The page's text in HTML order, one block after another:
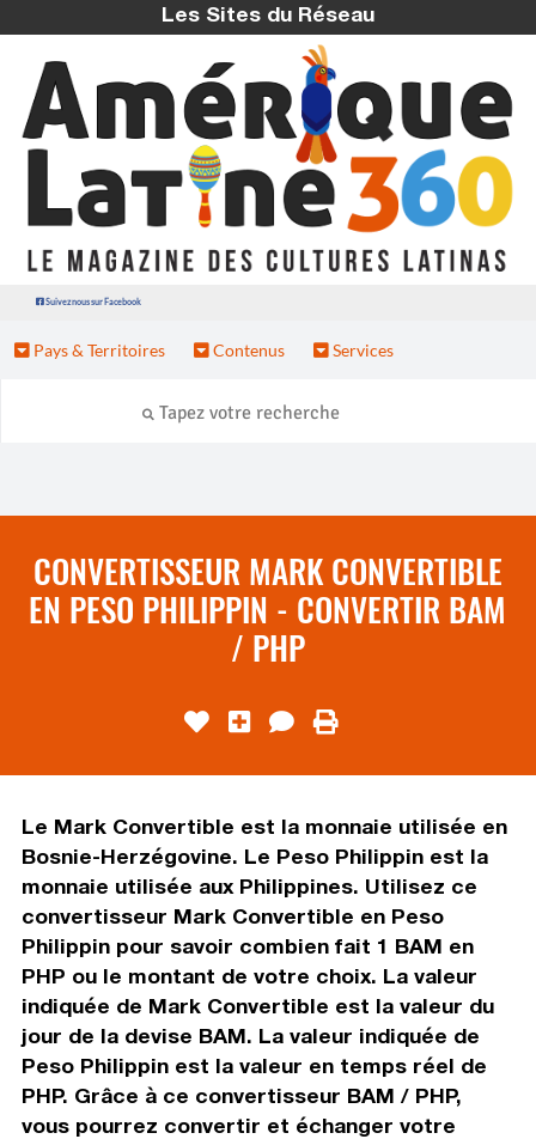
Les Sites du Réseau
Suivez nous sur Facebook
Pays & Territoires Contenus Services
CONVERTISSEUR MARK CONVERTIBLE
EN PESO PHILIPPIN - CONVERTIR BAM
/ PHP
Le Mark Convertible est la monnaie utilisée en
Bosnie-Herzégovine. Le Peso Philippin est la
monnaie utilisée aux Philippines. Utilisez ce
convertisseur Mark Convertible en Peso
Philippin pour savoir combien fait 1 BAM en
PHP ou le montant de votre choix. La valeur
indiquée de Mark Convertible est la valeur du
jour de la devise BAM. La valeur indiquée de
Peso Philippin est la valeur en temps réel de
PHP. Grâce à ce convertisseur BAM / PHP,
vous pourrez convertir et échanger votre